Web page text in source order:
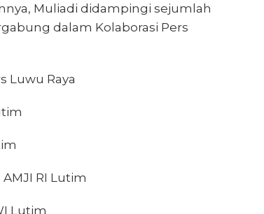
Muliadi didampingi sejumlah
dalam Kolaborasi Pers
Luwu Raya
RI Lutim
Lutim